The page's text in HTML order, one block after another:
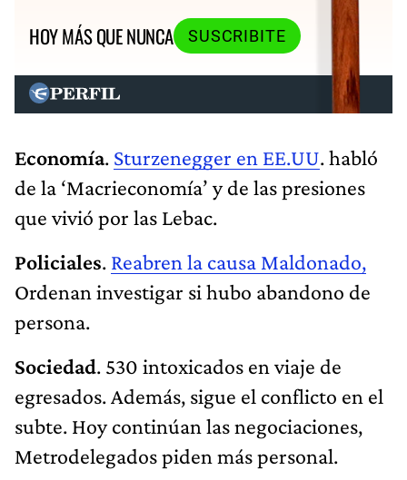
HOY MÁS QUE NUNCA
SUSCRIBITE
Economía. Sturzenegger en EE.UU. habló
de la ‘Macrieconomía’ y de las presiones
que vivió por las Lebac.
Policiales. Reabren la causa Maldonado,
Ordenan investigar si hubo abandono de
persona.
Sociedad. 530 intoxicados en viaje de
egresados. Además, sigue el conflicto en el
subte. Hoy continúan las negociaciones,
Metrodelegados piden más personal.